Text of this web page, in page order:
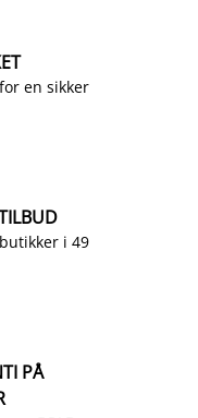
en sikker
i 49
PÅ